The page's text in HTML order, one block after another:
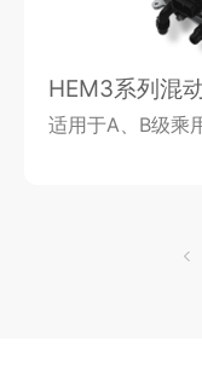
HEM3系列混
适用于A、B级乘